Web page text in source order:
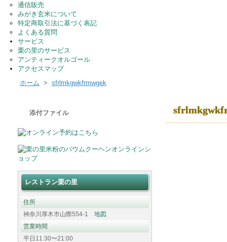
通信販売
みがき玄米について
特定商取引法に基づく表記
よくある質問
サービス
栗の里のサービス
アンティークオルゴール
アクセスマップ
ホーム > sfrlmkgwkfrmwgek
添付ファイル
レストラン栗の里
住所
神奈川厚木市山際554-1 地図
営業時間
平日11:30〜21:00